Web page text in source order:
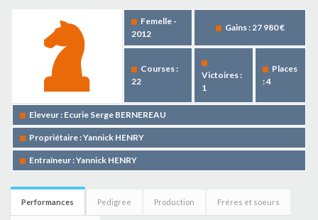
Femelle -
2012
Gains : 27 980 €
Courses :
22
Victoires :
1
Places
: 4
Eleveur : Ecurie Serge BERNEREAU
Propriétaire : Yannick HENRY
Entraîneur : Yannick HENRY
Performances Pedigree Production Frères et soeurs